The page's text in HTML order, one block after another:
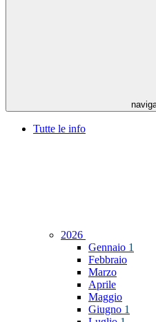
Tutte le info
2026
Gennaio 1
Febbraio
Marzo
Aprile
Maggio
Giugno 1